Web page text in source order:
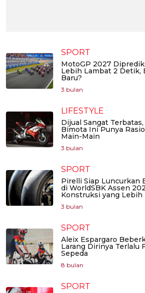
SPORT
MotoGP 2027
Lebih Lambat 2 Detik,
Baru?
3 bulan
LIFESTYLE
Dijual Sangat
Bimota Ini Punya
Main-Main
3 bulan
SPORT
Pirelli Siap Luncurkan
di WorldSBK Assen
Konstruksi yang Lebih
3 bulan
SPORT
Aleix Espargaro
Larang Dirinya Terlalu
Sepeda
8 bulan
SPORT